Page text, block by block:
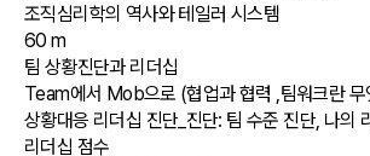
조직심리학의 역사와 테일러 시스템
60 m
팀 상황진단과 리더십
Team에서 Mob으로 (협업과 협력 ,팀워크란 무
상황대응 리더십 진단_진단: 팀 수준 진단, 나의
리더십 점수